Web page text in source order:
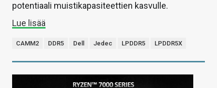
potentiaali muistikapasiteettien kasvulle.
Lue lisää
CAMM2 DDR5 Dell Jedec LPDDR5 LPDDR5X